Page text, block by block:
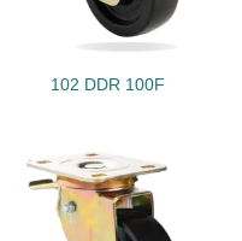
102 DDR 100F